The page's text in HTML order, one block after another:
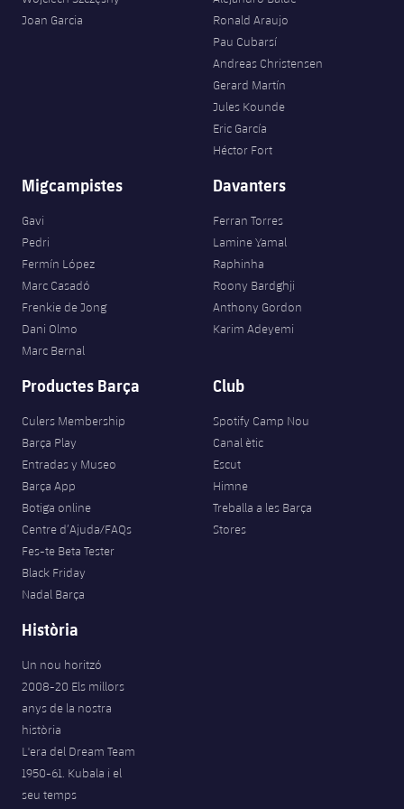
Serveis Mèdics
Acreditacions
Fotos
Fotos
Infantil A
Palmarès
Història
Classificació
plusicon
més
Infantil
Actualitat
Entrades
Resultats
Jugadors
Fotos
Història
Palmarès
Barça Atlètic
plusicon
més
Calendari
Resultats
Classificació
Actualitat
Barça C
Junior
Juvenil
Infantil
Aleví
Campus Estiu
PLUSICON
MÉS
Informació general
plusicon
més
plusicon
més
Actualitat
Masculí
Femení
Bàsquet en cadira de rodes
plusicon
més
Actualitat
Jugadors
Calendari
Resultats
Classificació
Hockey gel
plusicon
més
Actualitat
Jugadors
Calendari
Classificació
plusicon
més
Notícies
Hockey Herba Masculí
Patinatge artístic
Actualitat
Agenda
Escola de Patinatge
Actualitat
Voleibol
plusicon
més
Joan Garcia
Ronald Araujo
Pau Cubarsí
Andreas Christensen
Gerard Martín
Jules Kounde
Eric García
Héctor Fort
Migcampistes
Gavi
Pedri
Fermín López
Marc Casadó
Frenkie de Jong
Dani Olmo
Marc Bernal
Davanters
Ferran Torres
Lamine Yamal
Raphinha
Roony Bardghji
Anthony Gordon
Karim Adeyemi
Productes Barça
Culers Membership
Barça Play
Entradas y Museo
Barça App
Botiga online
Centre d’Ajuda/FAQs
Fes-te Beta Tester
Black Friday
Nadal Barça
Club
Spotify Camp Nou
Canal ètic
Escut
Himne
Treballa a les Barça
Stores
Història
Un nou horitzó
2008-20 Els millors
anys de la nostra
història
L'era del Dream Team
1950-61. Kubala i el
seu temps